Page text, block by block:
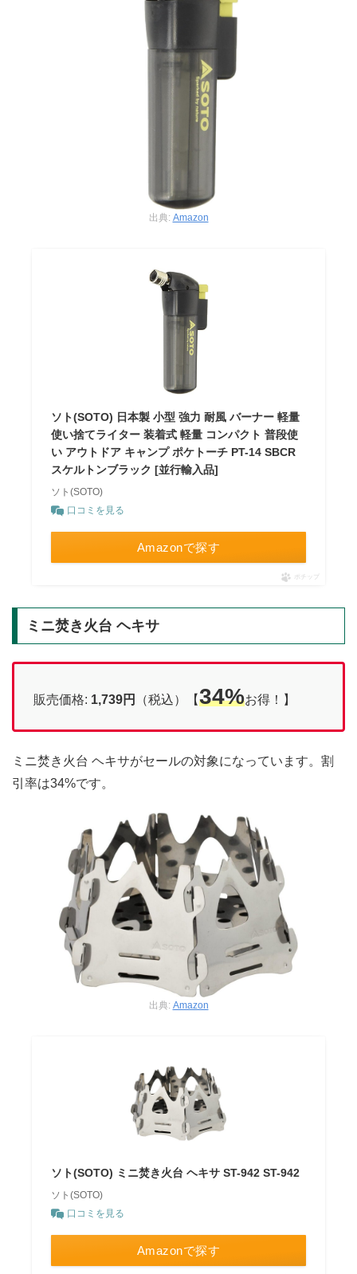
出典: Amazon
ソト(SOTO) 日本製 小型 強力 耐風 バーナー 軽量
使い捨てライター 装着式 軽量 コンパクト 普段使
い アウトドア キャンプ ポケトーチ PT-14 SBCR
スケルトンブラック [並行輸入品]
ソト(SOTO)
口コミを見る
Amazonで探す
ポチップ
ミニ焚き火台 ヘキサ
販売価格: 1,739円 （税込）【34%お得！】
ミニ焚き火台 ヘキサがセールの対象になっています。割
引率は34%です。
出典: Amazon
ソト(SOTO) ミニ焚き火台 ヘキサ ST-942 ST-942
ソト(SOTO)
口コミを見る
Amazonで探す